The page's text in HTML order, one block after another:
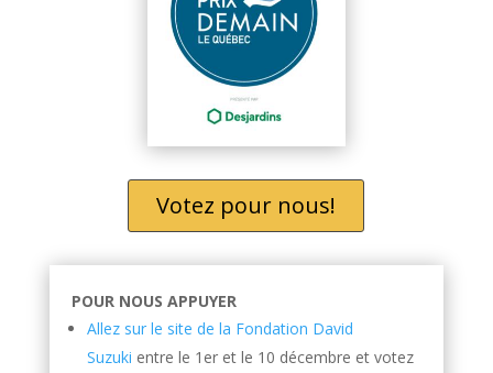
Votez pour nous!
POUR NOUS APPUYER
Allez sur le site de la Fondation David
Suzuki entre le 1er et le 10 décembre et votez